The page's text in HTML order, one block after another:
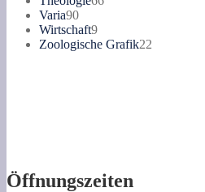
Varia9090
Produkte
Wirtschaft99
Produkte
Zoologische Grafik22
Öffnungszeiten